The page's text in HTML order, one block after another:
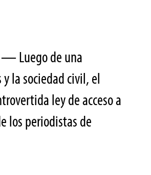
— Luego de una
la sociedad civil, el
ley de acceso a
los periodistas de